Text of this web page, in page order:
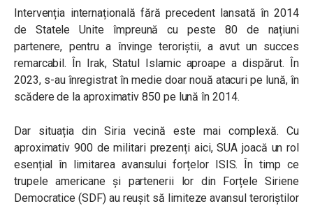
Intervenția internațională fără precedent lansată în 2014
de Statele Unite împreună cu peste 80 de națiuni
partenere, pentru a învinge teroriștii, a avut un succes
remarcabil. În Irak, Statul Islamic aproape a dispărut. În
2023, s-au înregistrat în medie doar nouă atacuri pe lună, în
scădere de la aproximativ 850 pe lună în 2014.
Dar situația din Siria vecină este mai complexă. Cu
aproximativ 900 de militari prezenți aici, SUA joacă un rol
esențial în limitarea avansului forțelor ISIS. În timp ce
trupele americane și partenerii lor din Forțele Siriene
Democratice (SDF) au reușit să limiteze avansul teroriștilor